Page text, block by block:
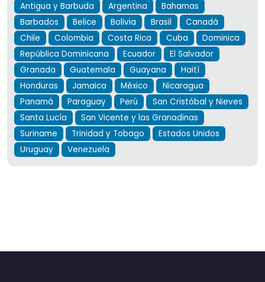
Antigua y Barbuda Argentina
Bahamas
Barbados
Belice Bolivia Brasil
Canadá
Chile
Colombia Costa Rica Cuba
Dominica
República Dominicana
Ecuador
El Salvador
Granada
Guatemala Guayana
Haití
Honduras
Jamaica México
Nicaragua
Panamá
Paraguay Perú
San Cristóbal y Nieves
Santa Lucía
San Vicente y las Granadinas
Suriname
Trinidad y Tobago
Estados Unidos
Uruguay
Venezuela